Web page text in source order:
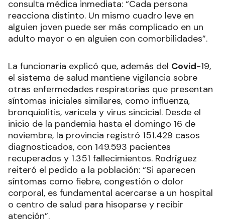
consulta médica inmediata: “Cada persona
reacciona distinto. Un mismo cuadro leve en
alguien joven puede ser más complicado en un
adulto mayor o en alguien con comorbilidades”.
La funcionaria explicó que, además del Covid-19,
el sistema de salud mantiene vigilancia sobre
otras enfermedades respiratorias que presentan
síntomas iniciales similares, como influenza,
bronquiolitis, varicela y virus sincicial. Desde el
inicio de la pandemia hasta el domingo 16 de
noviembre, la provincia registró 151.429 casos
diagnosticados, con 149.593 pacientes
recuperados y 1.351 fallecimientos. Rodríguez
reiteró el pedido a la población: “Si aparecen
síntomas como fiebre, congestión o dolor
corporal, es fundamental acercarse a un hospital
o centro de salud para hisoparse y recibir
atención”.